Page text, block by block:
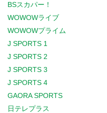
BSスカパー！
WOWOWライブ
WOWOWプライム
J SPORTS 1
J SPORTS 2
J SPORTS 3
J SPORTS 4
GAORA SPORTS
日テレプラス